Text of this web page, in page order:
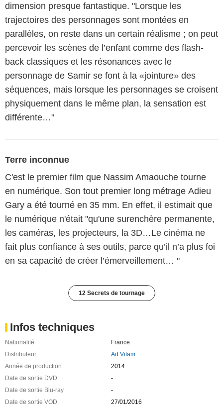
dimension presque fantastique. "Lorsque les
trajectoires des personnages sont montées en
parallèles, on reste dans un certain réalisme ; on peut
percevoir les scènes de l’enfant comme des flash-
back classiques et les résonances avec le
personnage de Samir se font à la «jointure» des
séquences, mais lorsque les personnages se croisent
physiquement dans le même plan, la sensation est
différente…"
Terre inconnue
C'est le premier film que Nassim Amaouche tourne
en numérique. Son tout premier long métrage Adieu
Gary a été tourné en 35 mm. En effet, il estimait que
le numérique n'était "qu'une surenchère permanente,
les caméras, les projecteurs, la 3D…Le cinéma ne
fait plus confiance à ses outils, parce qu’il n’a plus foi
en sa capacité de créer l’émerveillement… "
12 Secrets de tournage
Infos techniques
Nationalité
France
Distributeur
Ad Vitam
Année de production
2014
Date de sortie DVD
-
Date de sortie Blu-ray
-
Date de sortie VOD
27/01/2016